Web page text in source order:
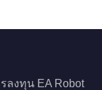
ลงทุน EA Robot